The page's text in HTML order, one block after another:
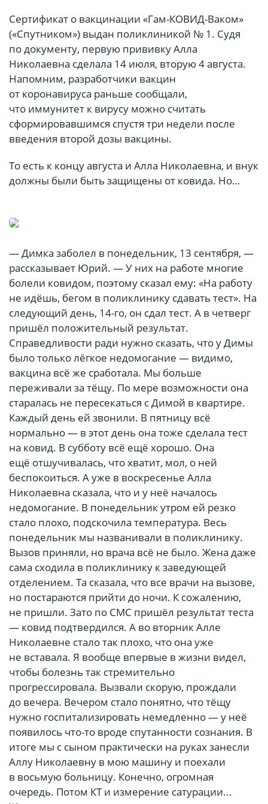
Сертификат о вакцинации «Гам-КОВИД-Ваком»
(«Спутником») выдан поликлиникой № 1. Судя
по документу, первую прививку Алла
Николаевна сделала 14 июля, вторую 4 августа.
Напомним, разработчики вакцин
от коронавируса раньше сообщали,
что иммунитет к вирусу можно считать
сформировавшимся спустя три недели после
введения второй дозы вакцины.
То есть к концу августа и Алла Николаевна, и внук
должны были быть защищены от ковида. Но…
— Димка заболел в понедельник, 13 сентября, —
рассказывает Юрий. — У них на работе многие
болели ковидом, поэтому сказал ему: «На работу
не идёшь, бегом в поликлинику сдавать тест». На
следующий день, 14-го, он сдал тест. А в четверг
пришёл положительный результат.
Справедливости ради нужно сказать, что у Димы
было только лёгкое недомогание — видимо,
вакцина всё же сработала. Мы больше
переживали за тёщу. По мере возможности она
старалась не пересекаться с Димой в квартире.
Каждый день ей звонили. В пятницу всё
нормально — в этот день она тоже сделала тест
на ковид. В субботу всё ещё хорошо. Она
ещё отшучивалась, что хватит, мол, о ней
беспокоиться. А уже в воскресенье Алла
Николаевна сказала, что и у неё началось
недомогание. В понедельник утром ей резко
стало плохо, подскочила температура. Весь
понедельник мы названивали в поликлинику.
Вызов приняли, но врача всё не было. Жена даже
сама сходила в поликлинику к заведующей
отделением. Та сказала, что все врачи на вызове,
но постараются прийти до ночи. К сожалению,
не пришли. Зато по СМС пришёл результат теста
— ковид подтвердился. А во вторник Алле
Николаевне стало так плохо, что она уже
не вставала. Я вообще впервые в жизни видел,
чтобы болезнь так стремительно
прогрессировала. Вызвали скорую, прождали
до вечера. Вечером стало понятно, что тёщу
нужно госпитализировать немедленно — у неё
появилось что-то вроде спутанности сознания. В
итоге мы с сыном практически на руках занесли
Аллу Николаевну в мою машину и поехали
в восьмую больницу. Конечно, огромная
очередь. Потом КТ и измерение сатурации...